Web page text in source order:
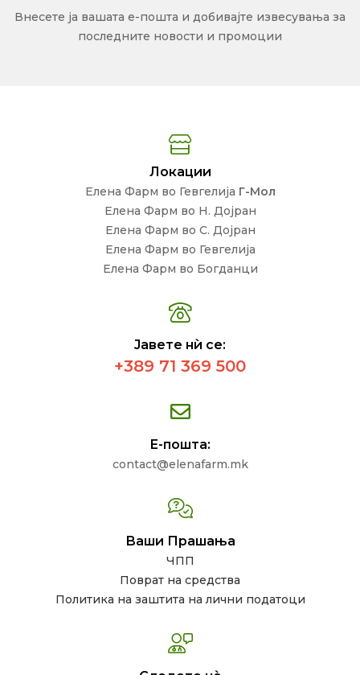
Внесете ја вашата е-пошта и добивајте извесувања за
последните новости и промоции
Локации
Елена Фарм во Гевгелија Г-Мол
Елена Фарм во Н. Дојран
Елена Фарм во С. Дојран
Елена Фарм во Гевгелија
Елена Фарм во Богданци
Јавете нѝ се:
+389 71 369 500
Е-пошта:
contact@elenafarm.mk
Ваши Прашања
ЧПП
Поврат на средства
Политика на заштита на лични податоци